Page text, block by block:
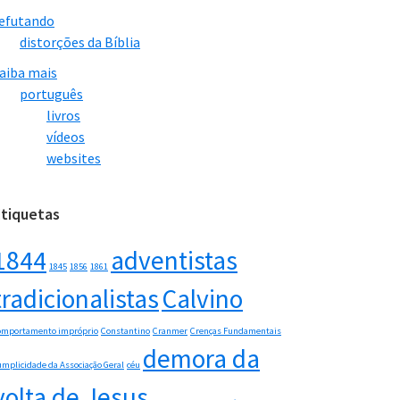
distorções da Bíblia
mais
português
livros
vídeos
websites
1845 1856 1861 adventistas
Calvino
impróprio Constantino Cranmer Crenças Fundamentais
da Associação Geral céu demora da